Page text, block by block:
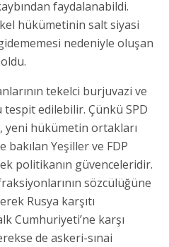
faydalanabildi.
hükümetinin salt siyasi
nedeniyle oluşan
tekelci burjuvazi ve
edilebilir. Çünkü SPD
hükümetin ortakları
bakılan Yeşiller ve FDP
politikanın güvenceleridir.
sözcülüğüne
Rusya karşıtı
Cumhuriyeti’ne karşı
de askeri-sınai